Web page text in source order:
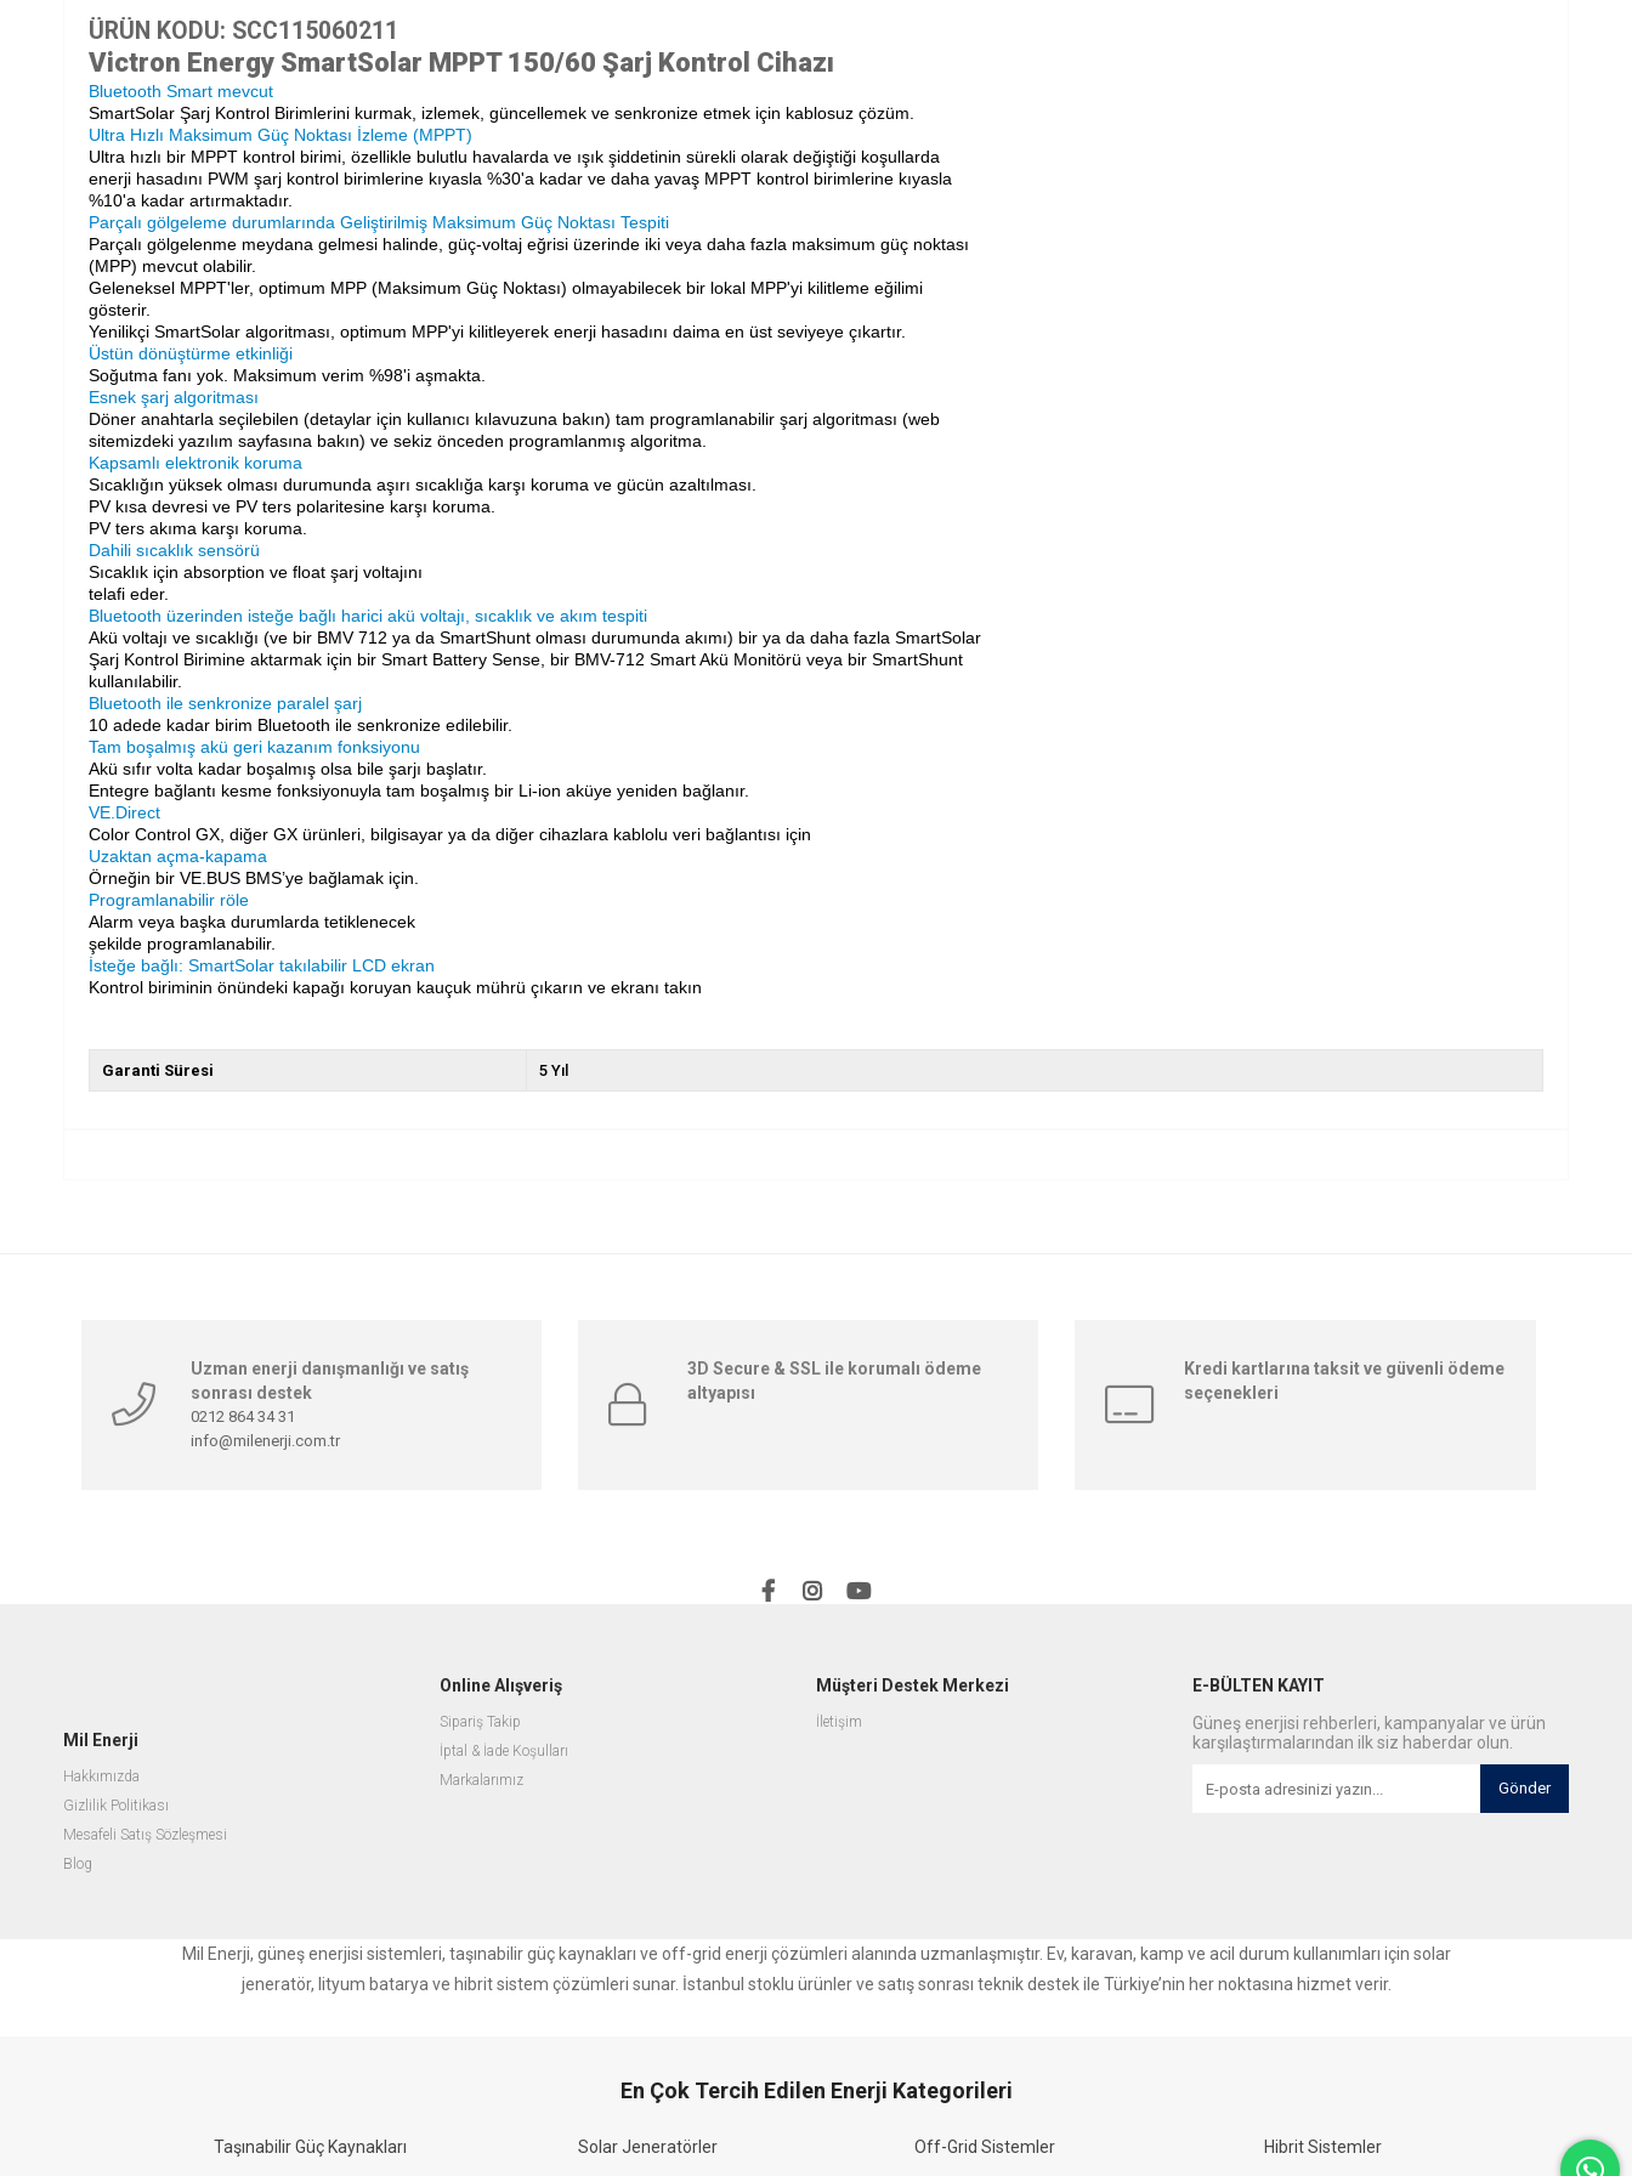
ÜRÜN KODU: SCC115060211
Victron Energy SmartSolar MPPT 150/60 Şarj Kontrol Cihazı
Bluetooth Smart mevcut
SmartSolar Şarj Kontrol Birimlerini kurmak, izlemek, güncellemek ve senkronize etmek için kablosuz çözüm.
Ultra Hızlı Maksimum Güç Noktası İzleme (MPPT)
Ultra hızlı bir MPPT kontrol birimi, özellikle bulutlu havalarda ve ışık şiddetinin sürekli olarak değiştiği koşullarda
enerji hasadını PWM şarj kontrol birimlerine kıyasla %30'a kadar ve daha yavaş MPPT kontrol birimlerine kıyasla
%10'a kadar artırmaktadır.
Parçalı gölgeleme durumlarında Geliştirilmiş Maksimum Güç Noktası Tespiti
Parçalı gölgelenme meydana gelmesi halinde, güç-voltaj eğrisi üzerinde iki veya daha fazla maksimum güç noktası
(MPP) mevcut olabilir.
Geleneksel MPPT'ler, optimum MPP (Maksimum Güç Noktası) olmayabilecek bir lokal MPP'yi kilitleme eğilimi
gösterir.
Yenilikçi SmartSolar algoritması, optimum MPP'yi kilitleyerek enerji hasadını daima en üst seviyeye çıkartır.
Üstün dönüştürme etkinliği
Soğutma fanı yok. Maksimum verim %98'i aşmakta.
Esnek şarj algoritması
Döner anahtarla seçilebilen (detaylar için kullanıcı kılavuzuna bakın) tam programlanabilir şarj algoritması (web
sitemizdeki yazılım sayfasına bakın) ve sekiz önceden programlanmış algoritma.
Kapsamlı elektronik koruma
Sıcaklığın yüksek olması durumunda aşırı sıcaklığa karşı koruma ve gücün azaltılması.
PV kısa devresi ve PV ters polaritesine karşı koruma.
PV ters akıma karşı koruma.
Dahili sıcaklık sensörü
Sıcaklık için absorption ve float şarj voltajını
telafi eder.
Bluetooth üzerinden isteğe bağlı harici akü voltajı, sıcaklık ve akım tespiti
Akü voltajı ve sıcaklığı (ve bir BMV 712 ya da SmartShunt olması durumunda akımı) bir ya da daha fazla SmartSolar
Şarj Kontrol Birimine aktarmak için bir Smart Battery Sense, bir BMV-712 Smart Akü Monitörü veya bir SmartShunt
kullanılabilir.
Bluetooth ile senkronize paralel şarj
10 adede kadar birim Bluetooth ile senkronize edilebilir.
Tam boşalmış akü geri kazanım fonksiyonu
Akü sıfır volta kadar boşalmış olsa bile şarjı başlatır.
Entegre bağlantı kesme fonksiyonuyla tam boşalmış bir Li-ion aküye yeniden bağlanır.
VE.Direct
Color Control GX, diğer GX ürünleri, bilgisayar ya da diğer cihazlara kablolu veri bağlantısı için
Uzaktan açma-kapama
Örneğin bir VE.BUS BMS’ye bağlamak için.
Programlanabilir röle
Alarm veya başka durumlarda tetiklenecek
şekilde programlanabilir.
İsteğe bağlı: SmartSolar takılabilir LCD ekran
Kontrol biriminin önündeki kapağı koruyan kauçuk mührü çıkarın ve ekranı takın
Garanti Süresi 5 Yıl
Uzman enerji danışmanlığı ve satış
sonrası destek
0212 864 34 31
info@milenerji.com.tr
3D Secure & SSL ile korumalı ödeme
altyapısı
Kredi kartlarına taksit ve güvenli ödeme
seçenekleri
Mil Enerji
Hakkımızda
Gizlilik Politikası
Mesafeli Satış Sözleşmesi
Blog
Online Alışveriş
Sipariş Takip
İptal & İade Koşulları
Markalarımız
Müşteri Destek Merkezi
İletişim
E-BÜLTEN KAYIT
Güneş enerjisi rehberleri, kampanyalar ve ürün
karşılaştırmalarından ilk siz haberdar olun.
Gönder
Mil Enerji, güneş enerjisi sistemleri, taşınabilir güç kaynakları ve off-grid enerji çözümleri alanında uzmanlaşmıştır. Ev, karavan, kamp ve acil durum kullanımları için solar
jeneratör, lityum batarya ve hibrit sistem çözümleri sunar. İstanbul stoklu ürünler ve satış sonrası teknik destek ile Türkiye’nin her noktasına hizmet verir.
En Çok Tercih Edilen Enerji Kategorileri
Taşınabilir Güç Kaynakları Solar Jeneratörler Off-Grid Sistemler Hibrit Sistemler